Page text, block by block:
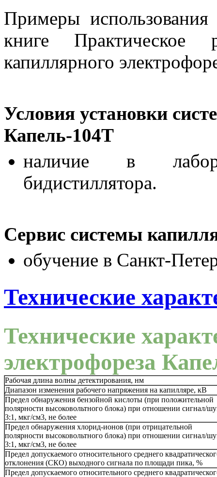
Примеры
книге Практическое
капиллярного
Условия установки
Капель-104Т
наличие в
бидистиллятора.
Сервис системы
обучение в Санкт-
Технические
Технические
электрофореза
Рабочая длина волны детектирования, нм
Диапазон изменения рабочего напряжения на капилляре, кВ
Предел обнаружения бензойной кислоты (при положительной
полярности высоковольтного блока) при отношении сигнал/
3:1, мкг/cм3, не более
Предел обнаружения хлорид-ионов (при отрицательной
полярности высоковольтного блока) при отношении сигнал/
3:1, мкг/cм3, не более
Предел допускаемого относительного среднего
отклонения (СКО) выходного сигнала по площади пика, %
Предел допускаемого относительного среднего